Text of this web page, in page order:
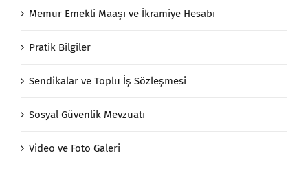
Memur Emekli Maaşı ve İkramiye Hesabı
Pratik Bilgiler
Sendikalar ve Toplu İş Sözleşmesi
Sosyal Güvenlik Mevzuatı
Video ve Foto Galeri